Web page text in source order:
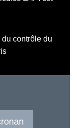
contrôle du